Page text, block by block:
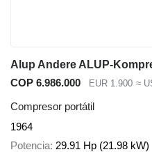
Alup Andere ALUP-
COP 6.986.000
EUR 1.900 ≈
Compresor portátil
1964
Potencia 29.91 Hp (21.98 kW)